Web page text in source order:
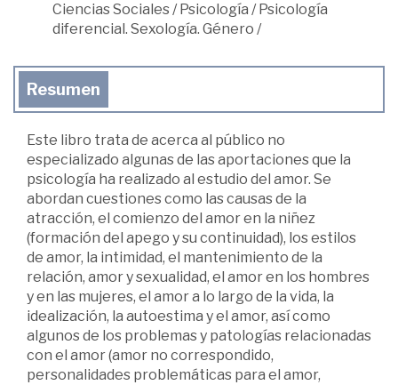
Ciencias Sociales/ Psicología / Psicología
diferencial. Sexología. Género /
Resumen
Este libro trata de acerca al público no
especializado algunas de las aportaciones que la
psicología ha realizado al estudio del amor. Se
abordan cuestiones como las causas de la
atracción, el comienzo del amor en la niñez
(formación del apego y su continuidad), los estilos
de amor, la intimidad, el mantenimiento de la
relación, amor y sexualidad, el amor en los hombres
y en las mujeres, el amor a lo largo de la vida, la
idealización, la autoestima y el amor, así como
algunos de los problemas y patologías relacionadas
con el amor (amor no correspondido,
personalidades problemáticas para el amor,